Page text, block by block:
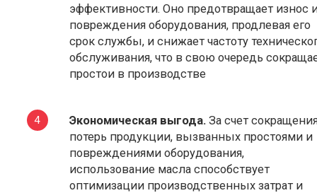
эффективности. Оно предотвращает износ
повреждения оборудования, продлевая его
срок службы, и снижает частоту
обслуживания, что в свою очередь
простои в производстве
Экономическая выгода. За счет
потерь продукции, вызванных простоями и
повреждениями оборудования,
использование масла способствует
оптимизации производственных затрат и